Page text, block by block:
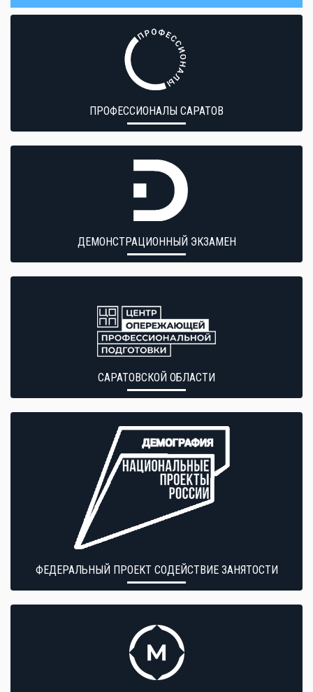
ПРОФЕССИОНАЛЫ САРАТОВ
ДЕМОНСТРАЦИОННЫЙ ЭКЗАМЕН
САРАТОВСКОЙ ОБЛАСТИ
ФЕДЕРАЛЬНЫЙ ПРОЕКТ СОДЕЙСТВИЕ ЗАНЯТОСТИ